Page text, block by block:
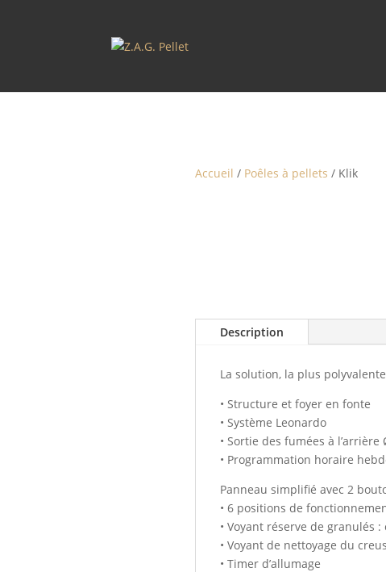
Accueil / Poêles à pellets / Klik
Description
La solution, la plus
• Structure et foyer en fonte
• Système Leonardo
• Sortie des fumées à l’arrière
• Programmation horaire
Panneau simplifié avec 2
• 6 positions de
• Voyant réserve de granulés
• Voyant de nettoyage du
• Timer d’allumage